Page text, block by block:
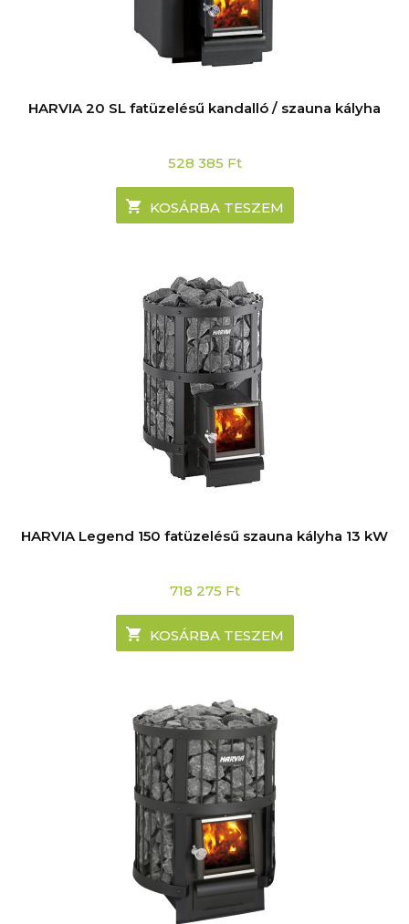
HARVIA 20 SL fatüzelésű kandalló / szauna kályha
528 385 Ft
KOSÁRBA TESZEM
HARVIA Legend 150 fatüzelésű szauna kályha 13 kW
718 275 Ft
KOSÁRBA TESZEM